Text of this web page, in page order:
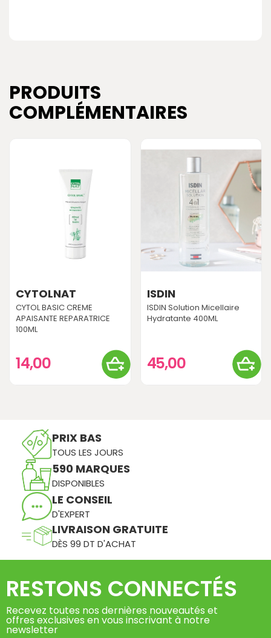
PRODUITS
COMPLÉMENTAIRES
CYTOLNAT
CYTOL BASIC CREME
APAISANTE REPARATRICE
100ML
14,00
ISDIN
ISDIN Solution Micellaire
Hydratante 400ML
45,00
PRIX BAS
TOUS LES JOURS
590 MARQUES
DISPONIBLES
LE CONSEIL
D'EXPERT
LIVRAISON GRATUITE
DÈS 99 DT D'ACHAT
RESTONS CONNECTÉS
Recevez toutes nos dernières nouveautés et
offres exclusives en vous inscrivant à notre
newsletter